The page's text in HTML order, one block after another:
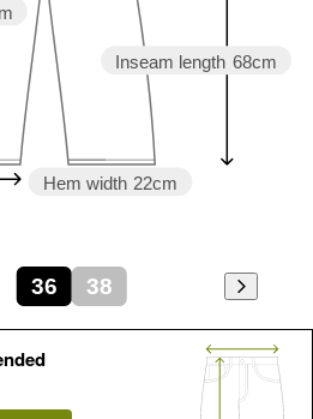
Inseam length 68cm
Hem width 22cm
36 38